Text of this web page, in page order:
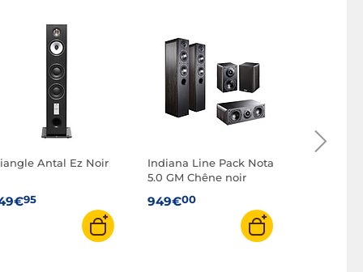
Antal Ez Noir
95
Indiana Line Pack Nota
5.0 GM Chêne noir
949€00